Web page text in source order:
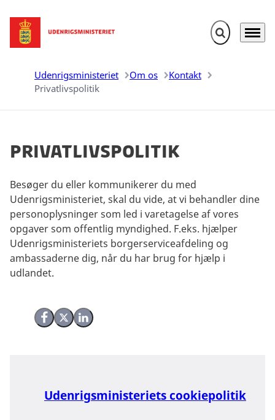
Gå til forsiden Fold søgefelt
Menu
Udenrigsministeriet Om os
Kontakt
Privatlivspolitik
Privatlivspolitik
Del på Facebook
Del på X (Twitter)
Del på LinkedIn
Besøger du eller kommunikerer du med
Udenrigsministeriet, skal du vide, at vi behandler dine
personoplysninger som led i varetagelse af vores
opgaver som offentlig myndighed. F.eks. hjælper
Udenrigsministeriets borgerserviceafdeling og
ambassaderne dig, når du har brug for hjælp i
udlandet.
Udenrigsministeriets cookiepolitik